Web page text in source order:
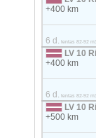
+400 km
6 d. tentas 82-92
LV 10
+400 km
6 d. tentas 82-92
LV 10
+500 km